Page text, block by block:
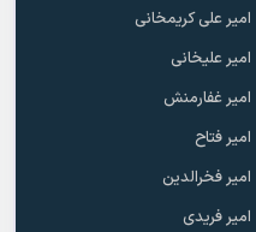
امیر علی کریمخانی
امیر علیخانی
امیر غفارمنش
امیر فتاح
امیر فخرالدین
امیر فریدی